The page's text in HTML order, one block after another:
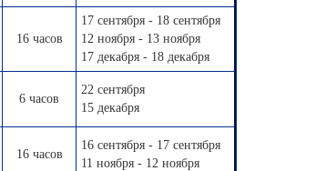
16 часов
17 сентября - 18 сентября
12 ноября - 13 ноября
17 декабря - 18 декабря
6 часов
22 сентября
15 декабря
16 часов
16 сентября - 17 сентября
11 ноября - 12 ноября